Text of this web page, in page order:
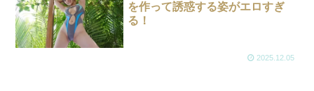
を作って誘惑する姿がエロすぎ
る！
2025.12.05